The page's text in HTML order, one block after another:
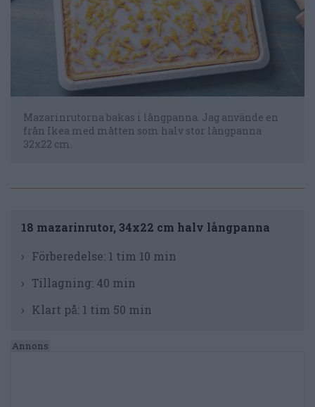
Mazarinrutorna bakas i långpanna. Jag använde en
från Ikea med måtten som halv stor långpanna
32x22 cm.
18 mazarinrutor, 34x22 cm halv långpanna
Förberedelse: 1 tim 10 min
Tillagning: 40 min
Klart på: 1 tim 50 min